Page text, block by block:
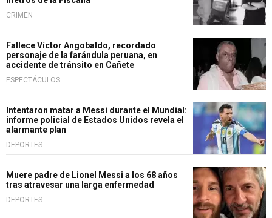
CRIMEN
Fallece Víctor Angobaldo, recordado
personaje de la farándula peruana, en
accidente de tránsito en Cañete
ESPECTÁCULOS
Intentaron matar a Messi durante el Mundial:
informe policial de Estados Unidos revela el
alarmante plan
DEPORTES
Muere padre de Lionel Messi a los 68 años
tras atravesar una larga enfermedad
DEPORTES